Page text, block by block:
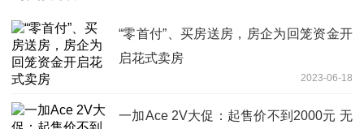
“零首付”、买房送房，房企为回笼资金开
启花式卖房
2023-06-18
一加Ace 2V大促：起售价不到2000元 无